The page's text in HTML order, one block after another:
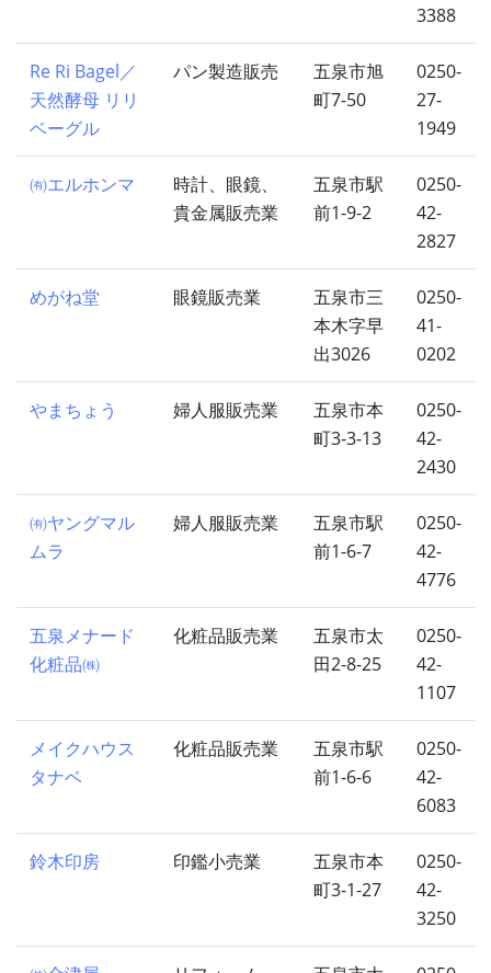
3388
Re Ri Bagel／
天然酵母 リリ
ベーグル
パン製造販売
五泉市旭
町7-50
0250-
27-
1949
㈲エルホンマ
時計、眼鏡、
貴金属販売業
五泉市駅
前1-9-2
0250-
42-
2827
めがね堂 眼鏡販売業
五泉市三
本木字早
出3026
0250-
41-
0202
やまちょう 婦人服販売業
五泉市本
町3-3-13
0250-
42-
2430
㈲ヤングマル
ムラ
婦人服販売業
五泉市駅
前1-6-7
0250-
42-
4776
五泉メナード
化粧品㈱
化粧品販売業
五泉市太
田2-8-25
0250-
42-
1107
メイクハウス
タナベ
化粧品販売業
五泉市駅
前1-6-6
0250-
42-
6083
鈴木印房 印鑑小売業
五泉市本
町3-1-27
0250-
42-
3250